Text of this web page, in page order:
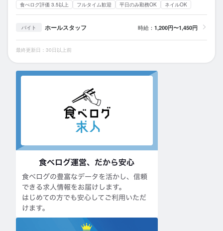
食べログ評価 3.5以上 フルタイム歓迎 平日のみ勤務OK ネイルOK
バイト ホールスタッフ 時給： 1,200円〜1,450円
最終更新日：30日以上前